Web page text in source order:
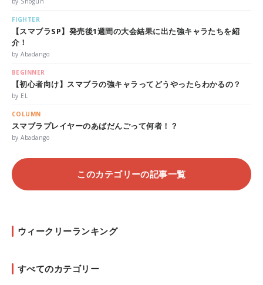
FIGHTER
【スマブラSP】発売後1週間の大会結果に出た強キャラたちを紹
介！
by Abadango
BEGINNER
【初心者向け】スマブラの強キャラってどうやったらわかるの？
by EL
COLUMN
スマブラプレイヤーのあばだんごって何者！？
by Abadango
このカテゴリーの記事一覧
ウィークリーランキング
すべてのカテゴリー